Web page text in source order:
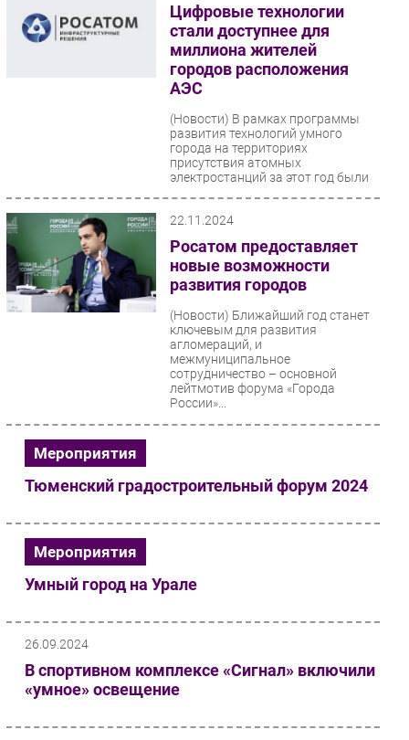
Цифровые технологии
стали доступнее для
миллиона жителей
городов расположения
АЭС
(Новости) В рамках программы
развития технологий умного
города на территориях
присутствия атомных
электростанций за этот год были
22.11.2024
Росатом предоставляет
новые возможности
развития городов
(Новости) Ближайший год станет
ключевым для развития
агломераций, и
межмуниципальное
сотрудничество – основной
лейтмотив форума «Города
России»...
Мероприятия
Тюменский градостроительный форум 2024
Мероприятия
Умный город на Урале
26.09.2024
В спортивном комплексе «Сигнал» включили
«умное» освещение